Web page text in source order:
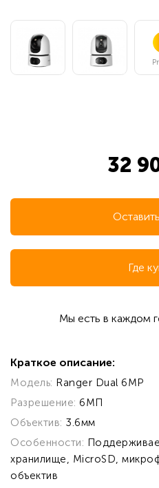
32
Где
Мы есть в каждом
Краткое описание:
Модель: Ranger Dual 6MP
Разрешение: 6МП
Объектив: 3.6мм
Особенности:
хранилище, MicroSD,
объектив